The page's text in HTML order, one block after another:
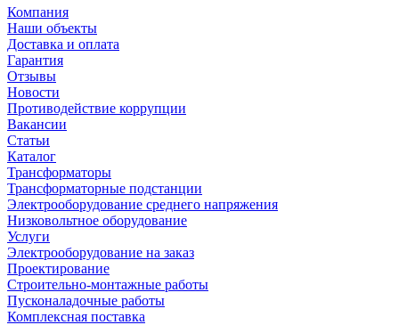
Компания
Наши объекты
Доставка и оплата
Гарантия
Отзывы
Новости
Противодействие коррупции
Вакансии
Статьи
Каталог
Трансформаторы
Трансформаторные подстанции
Электрооборудование среднего напряжения
Низковольтное оборудование
Услуги
Электрооборудование на заказ
Проектирование
Строительно-монтажные работы
Пусконаладочные работы
Комплексная поставка